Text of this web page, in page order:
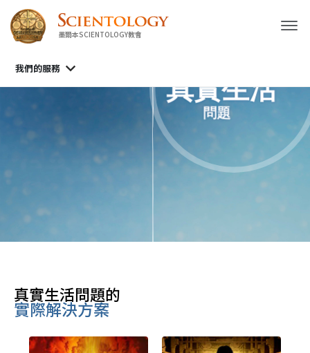
墨爾本SCIENTOLOGY教會
我們的服務
Scientology工具
真實生活問題的
實際解決方案